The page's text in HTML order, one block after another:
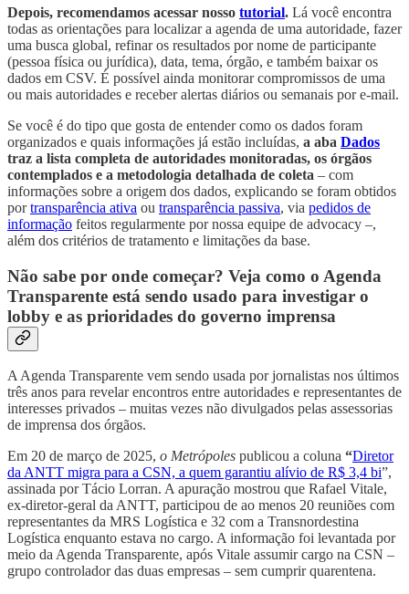
Depois, recomendamos acessar nosso tutorial. Lá você encontra
todas as orientações para localizar a agenda de uma autoridade, fazer
uma busca global, refinar os resultados por nome de participante
(pessoa física ou jurídica), data, tema, órgão, e também baixar os
dados em CSV. É possível ainda monitorar compromissos de uma
ou mais autoridades e receber alertas diários ou semanais por e-mail.
Se você é do tipo que gosta de entender como os dados foram
organizados e quais informações já estão incluídas, a aba Dados
traz a lista completa de autoridades monitoradas, os órgãos
contemplados e a metodologia detalhada de coleta – com
informações sobre a origem dos dados, explicando se foram obtidos
portransparência ativa ou transparência passiva, via pedidos de
informação feitos regularmente por nossa equipe de advocacy –,
além dos critérios de tratamento e limitações da base.
Não sabe por onde começar? Veja como o Agenda
Transparente está sendo usado para investigar o
lobby e as prioridades do governo imprensa
A Agenda Transparente vem sendo usada por jornalistas nos últimos
três anos para revelar encontros entre autoridades e representantes de
interesses privados – muitas vezes não divulgados pelas assessorias
de imprensa dos órgãos.
Em 20 de março de 2025, o Metrópoles publicou a coluna “Diretor
da ANTT migra para a CSN, a quem garantiu alívio de R$ 3,4 bi”,
assinada por Tácio Lorran. A apuração mostrou que Rafael Vitale,
ex-diretor-geral da ANTT, participou de ao menos 20 reuniões com
representantes da MRS Logística e 32 com a Transnordestina
Logística enquanto estava no cargo. A informação foi levantada por
meio da Agenda Transparente, após Vitale assumir cargo na CSN –
grupo controlador das duas empresas – sem cumprir quarentena.